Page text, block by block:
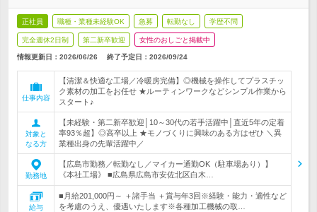
正社員 職種・業種未経験OK 急募 転勤なし 学歴不問
完全週休2日制 第二新卒歓迎 女性のおしごと掲載中
情報更新日：2026/06/26 終了予定日： 2026/09/24
仕事内容
【清潔＆快適な工場／冷暖房完備】◎機械を操作してプラスチッ
ク素材の加工をお任せ ★ルーティンワークなどシンプル作業から
スタート♪
対象と
なる方
【未経験・第二新卒歓迎│10～30代の若手活躍中│直近5年の定着
率93％超】◎高卒以上 ★モノづくりに興味のある方はぜひ ＼異
業種出身の先輩活躍中／
勤務地
【広島市勤務／転勤なし／マイカー通勤OK（駐車場あり）】
《本社工場》 ■広島県広島市安佐北区白木…
給与
■月給201,000円～ ＋諸手当 ＋賞与年3回※経験・能力・適性など
を考慮のうえ、優遇いたします※各種加工機械の取…